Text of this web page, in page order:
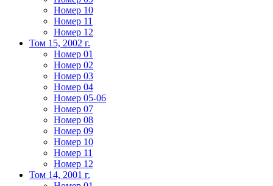
Номер 10
Номер 11
Номер 12
Том 15, 2002 г.
Номер 01
Номер 02
Номер 03
Номер 04
Номер 05-06
Номер 07
Номер 08
Номер 09
Номер 10
Номер 11
Номер 12
Том 14, 2001 г.